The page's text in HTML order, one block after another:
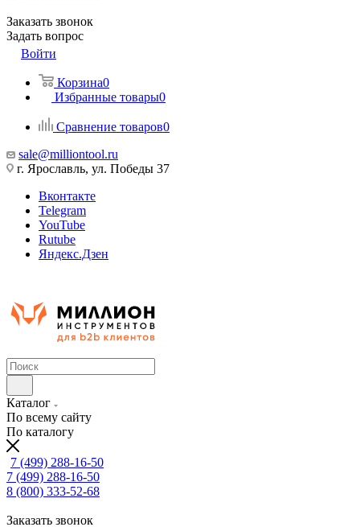
Заказать звонок
Задать вопрос
Войти
Корзина0
Избранные товары0
Сравнение товаров0
sale@milliontool.ru
г. Ярославль, ул. Победы 37
Вконтакте
Telegram
YouTube
Rutube
Яндекс.Дзен
Каталог
По всему сайту
По каталогу
7 (499) 288-16-50
7 (499) 288-16-50
8 (800) 333-52-68
Заказать звонок